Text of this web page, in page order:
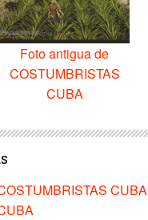
Foto antigua de
COSTUMBRISTAS
CUBA
CUBA